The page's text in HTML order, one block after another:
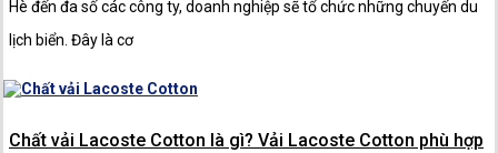
Địa chỉ: Toà nhà 14, ngõ 90 Yên Lạc, P. Vĩnh
Tuy, Q. Hai Bà Trưng, Hà Nội
Hotline: 0919.878.383
Hè đến đa số các công ty, doanh nghiệp sẽ tổ chức những chuyến du
lịch biển. Đây là cơ
Chất vải Lacoste Cotton là gì? Vải Lacoste Cotton phù hợp